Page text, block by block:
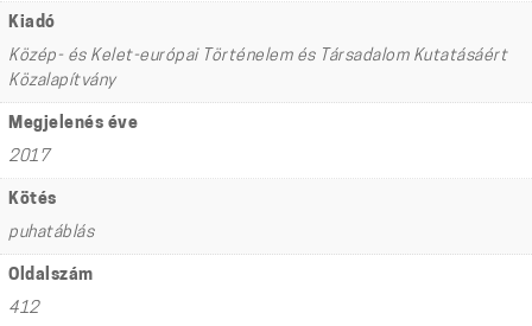
Kiadó
Közép- és Kelet-európai Történelem és Társadalom Kutatásáért
Közalapítvány
Megjelenés éve
2017
Kötés
puhatáblás
Oldalszám
412